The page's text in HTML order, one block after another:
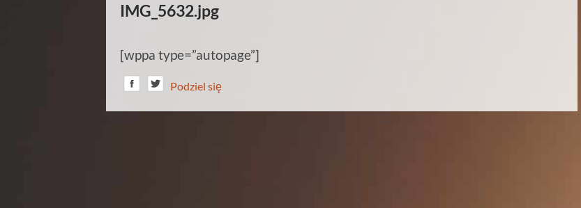
IMG_5632.jpg
[wppa type=”autopage”]
Podziel się